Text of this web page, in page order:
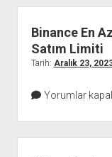
Binance En
Satım Limiti
Tarih: Aralık 23,
Yorumlar